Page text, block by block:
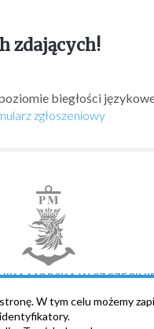
zdających!
biegłości
zgłoszeniowy
MORSKA W
W tym celu możemy